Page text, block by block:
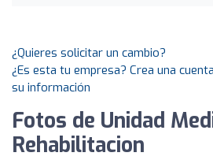
¿Quieres solicitar un cambio?
¿Es esta tu empresa? Crea una
su información
Fotos de Unidad
Rehabilitacion